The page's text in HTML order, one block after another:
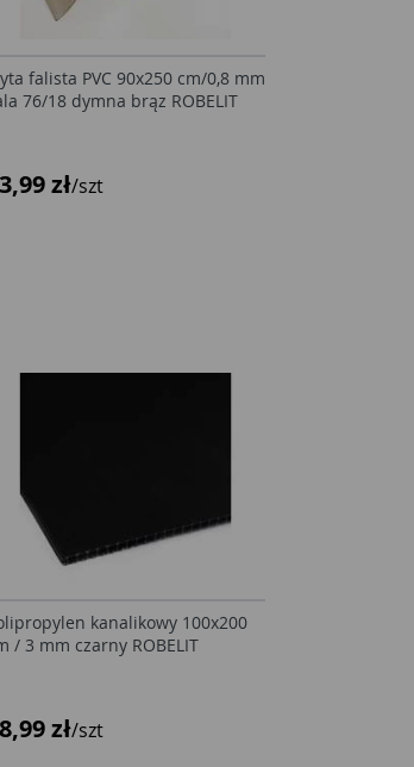
falista PVC 90x250 cm/0,8 mm
76/18 dymna brąz ROBELIT
zł/szt
kanalikowy 100x200
/ 3 mm czarny ROBELIT
zł/szt